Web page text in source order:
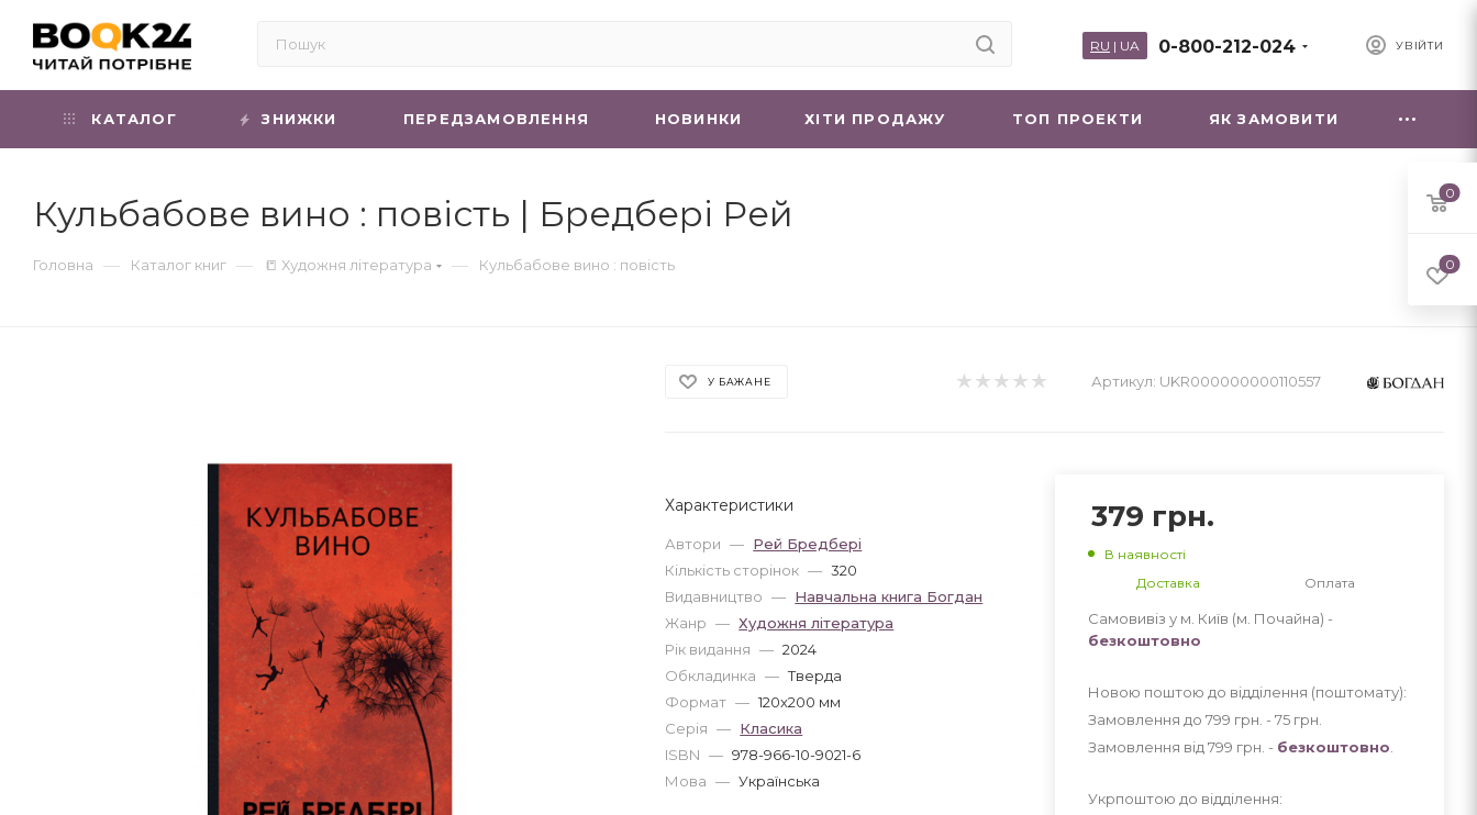
УВІЙТИ
0-800-212-024
RU | UA
КАТАЛОГ ЗНИЖКИ ПЕРЕДЗАМОВЛЕННЯ НОВИНКИ ХIТИ ПРОДАЖУ ТОП ПРОЕКТИ ЯК ЗАМОВИТИ
Кульбабове вино : повість | Бредбері Рей
Головна — Каталог книг — 📒 Художня література — Кульбабове вино : повість
У БАЖАНЕ Артикул: UKR000000000110557
Характеристики
Автори — Рей Бредбері
Кількість сторінок — 320
Видавництво — Навчальна книга Богдан
Жанр — Художня література
Рік видання — 2024
Обкладинка — Тверда
Формат — 120x200 мм
Серія — Класика
ISBN — 978-966-10-9021-6
Мова — Українська
379 грн.
В наявності
Доставка
Оплата
Самовивіз у м. Київ (м. Почайна) -
безкоштовно
Новою поштою до відділення (поштомату):
Замовлення до 799 грн. - 75 грн
Замовлення від 799 грн. - безкоштовно
Укрпоштою до відділення:
0
0